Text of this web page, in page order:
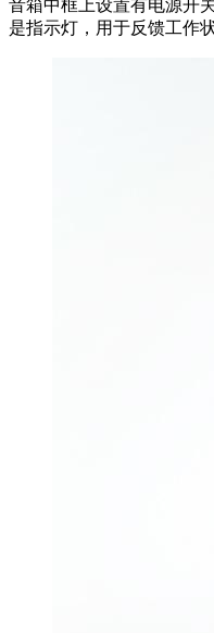
音箱中框上设置有电源开
是指示灯，用于反馈工作状